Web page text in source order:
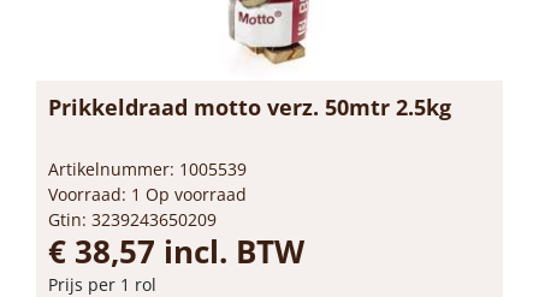
Prikkeldraad motto verz. 50mtr 2.5kg
Artikelnummer: 1005539
Voorraad: 1 Op voorraad
Gtin: 3239243650209
€ 38,57 incl. BTW
Prijs per 1 rol